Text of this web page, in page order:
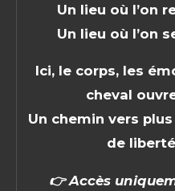
Un lieu où l’on
Un lieu où l’on
Ici, le corps, les
cheval
Un chemin vers
de
👉Accès